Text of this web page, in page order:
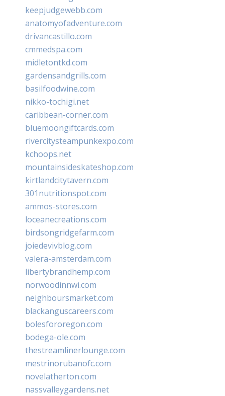
keepjudgewebb.com
anatomyofadventure.com
drivancastillo.com
cmmedspa.com
midletontkd.com
gardensandgrills.com
basilfoodwine.com
nikko-tochigi.net
caribbean-corner.com
bluemoongiftcards.com
rivercitysteampunkexpo.com
kchoops.net
mountainsideskateshop.com
kirtlandcitytavern.com
301nutritionspot.com
ammos-stores.com
loceanecreations.com
birdsongridgefarm.com
joiedevivblog.com
valera-amsterdam.com
libertybrandhemp.com
norwoodinnwi.com
neighboursmarket.com
blackanguscareers.com
bolesfororegon.com
bodega-ole.com
thestreamlinerlounge.com
mestrinorubanofc.com
novelatherton.com
nassvalleygardens.net